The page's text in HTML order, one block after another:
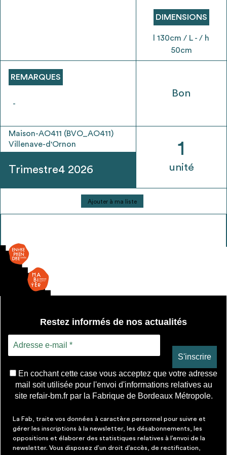
* Attention, l’ajout des matériaux à sa liste et son envoi ne
voirFAQ
REMARQUES
-
Maison-AO411 (BVO_AO411)
Villenave-d'Ornon
Trimestre4 2026
DIMENSIONS
l 130cm / L - / h
50cm
Bon
1
unité
quantité
de
Ajouter à ma liste
Restez informés de nos actualités
En cochant cette case vous acceptez que votre adresse
mail soit utilisée pour l'envoi d'informations relatives au
site refair-bm.fr par la Fabrique de Bordeaux Métropole.
La Fab, traite vos données à caractère personnel pour suivre et
gérer les inscriptions à la newsletter, les désabonnements, les
oppositions et élaborer des statistiques relatives à l’envoi de la
newsletter. Vous disposez d’un droit d’accès, de rectification,